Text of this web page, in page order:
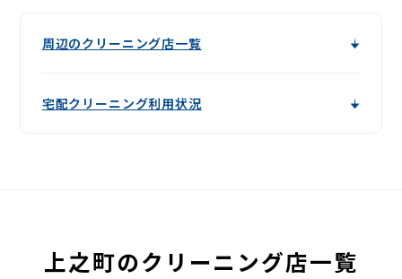
周辺のクリーニング店一覧
宅配クリーニング利用状況
上之町のクリーニング店一覧